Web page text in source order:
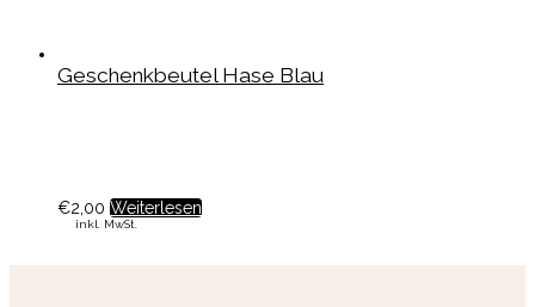
Geschenkbeutel Hase Blau
€2,00 Weiterlesen
inkl. MwSt.